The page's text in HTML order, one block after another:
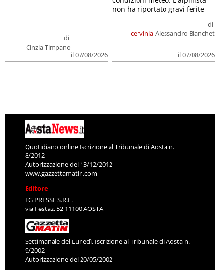
di
Cinzia Timpano
il 07/08/2026
cervinia
di
Alessandro Bianchet
il 07/08/2026
non ha riportato gravi ferite
Quotidiano online Iscrizione al Tribunale di Aosta n.
8/2012
Autorizzazione del 13/12/2012
www.gazzettamatin.com
Editore
LG PRESSE S.R.L.
via Festaz, 52 11100 AOSTA
Settimanale del Lunedì. Iscrizione al Tribunale di Aosta n.
9/2002
Autorizzazione del 20/05/2002